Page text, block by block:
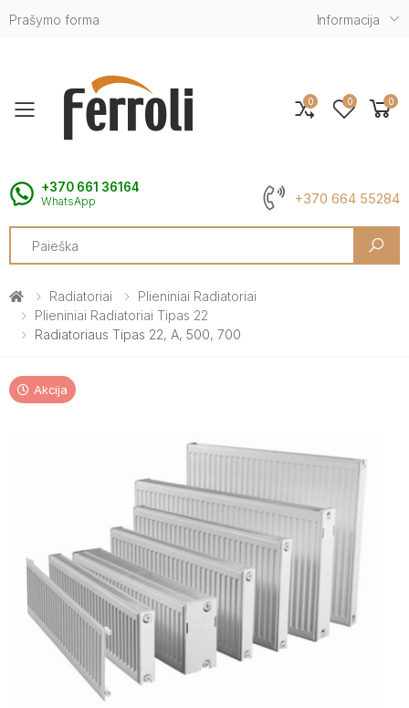
Prašymo forma Informacija
Toggle mobile menu
+370 661 36164
WhatsApp +370 664 55284
Search
0 0 0
Radiatoriai
Plieniniai Radiatoriai
Plieniniai Radiatoriai Tipas 22
Radiatoriaus Tipas 22, A, 500, 700
Akcija